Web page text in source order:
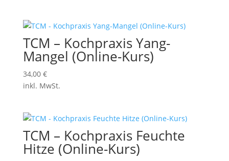
TCM – Kochpraxis Yang-
Mangel (Online-Kurs)
34,00 €
inkl. MwSt.
TCM – Kochpraxis Feuchte
Hitze (Online-Kurs)